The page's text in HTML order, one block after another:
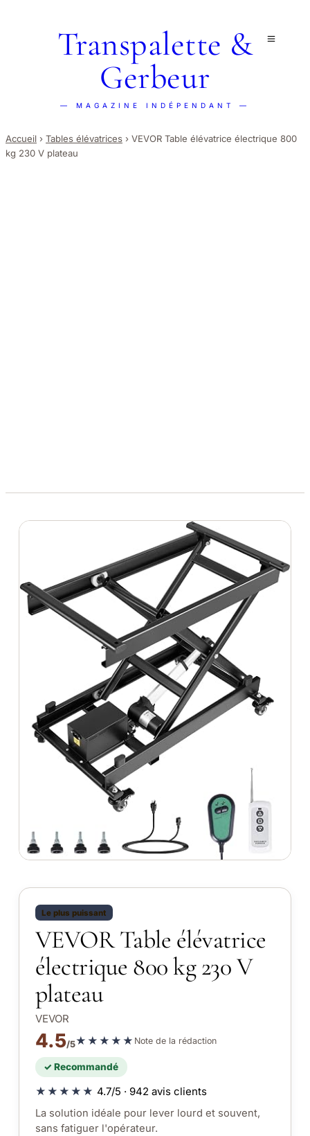
Transpalette &
Gerbeur
— MAGAZINE INDÉPENDANT —
Accueil › Tables élévatrices › VEVOR Table élévatrice électrique 800
kg 230 V plateau
Le plus puissant
VEVOR Table élévatrice
électrique 800 kg 230 V
plateau
VEVOR
4.5/5★★★★★ Note de la rédaction
✓ Recommandé
★★★★★ 4.7/5 · 942 avis clients
La solution idéale pour lever lourd et souvent,
sans fatiguer l'opérateur.